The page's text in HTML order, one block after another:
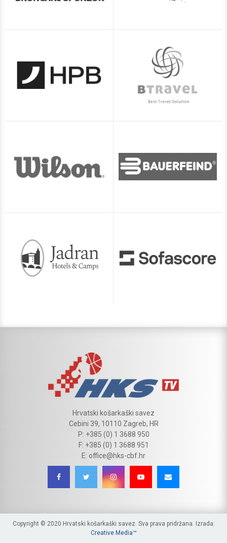
Hrvatski košarkaški savez
Cebini 39, 10110 Zagreb, HR
P: +385 (0) 1 3688 950
F: +385 (0) 1 3688 951
E: office@hks-cbf.hr
Copyright © 2020 Hrvatski košarkaški savez. Sva prava pridržana. Izrada:
Creative Media™